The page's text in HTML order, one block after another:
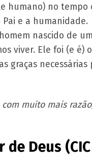
humano) no tempo
e a humanidade.
nascido de
viver. Ele foi (e é) o
graças necessárias
muito mais
Deus (CIC